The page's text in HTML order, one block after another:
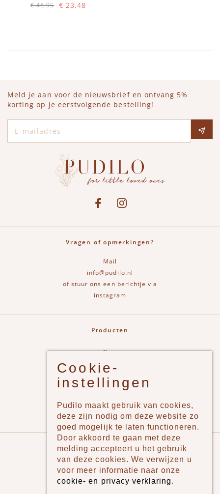
€ 23,48
€ 46,95
Meld je aan voor de nieuwsbrief en ontvang 5%
korting op je eerstvolgende bestelling!
See our FacebookBekijk onze Instagram pagina
Vragen of opmerkingen?
Mail
info@pudilo.nl
of stuur ons een berichtje via
instagram
Producten
New
Jongens
Meisjes
Merken
Pudilo
Over ons
Algemene voorwaarden
Cookie-
instellingen
Pudilo maakt gebruik van cookies,
deze zijn nodig om deze website zo
goed mogelijk te laten functioneren.
Door akkoord te gaan met deze
melding accepteert u het gebruik
van deze cookies. We verwijzen u
voor meer informatie naar onze
cookie- en privacy verklaring.